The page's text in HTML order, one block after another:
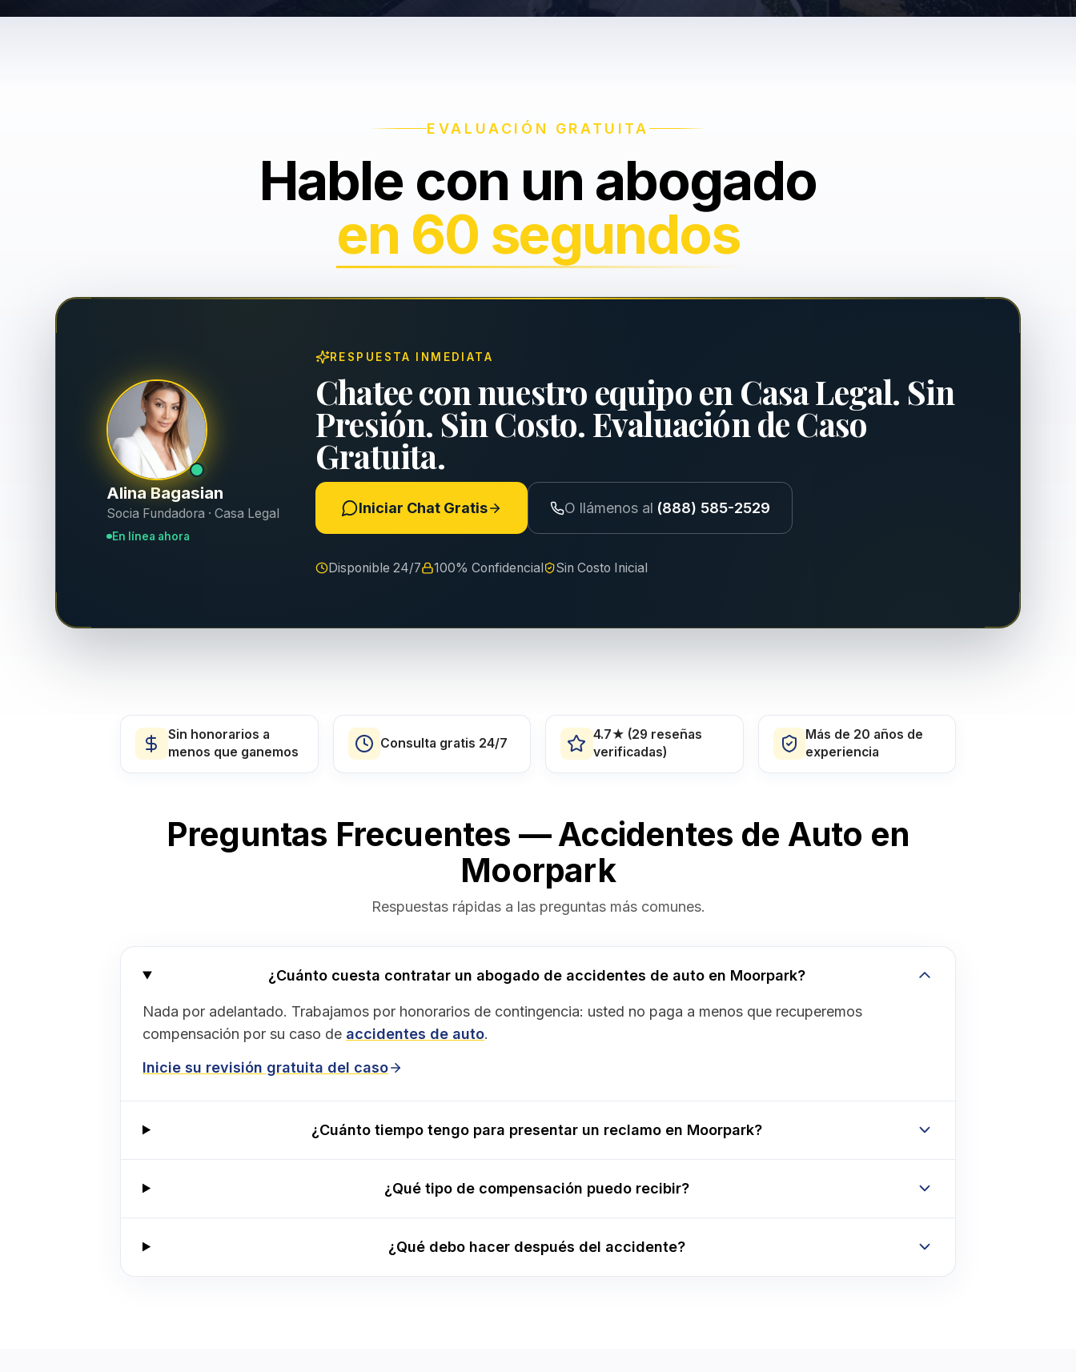
EVALUACIÓN GRATUITA
Hable con un abogado
en 60 segundos
Alina Bagasian
Socia Fundadora · Casa Legal
En línea ahora
RESPUESTA INMEDIATA
Chatee con nuestro equipo en Casa Legal. Sin
Presión. Sin Costo. Evaluación de Caso
Gratuita.
Iniciar Chat Gratis O llámenos al (888) 585-2529
Disponible 24/7 100% Confidencial Sin Costo Inicial
Sin honorarios a
menos que ganemos
Consulta gratis 24/7
4.7★ (29 reseñas
verificadas)
Más de 20 años de
experiencia
Preguntas Frecuentes — Accidentes de Auto en
Moorpark
Respuestas rápidas a las preguntas más comunes.
¿Cuánto cuesta contratar un abogado de accidentes de auto en Moorpark?
Nada por adelantado. Trabajamos por honorarios de contingencia: usted no paga a menos que recuperemos
compensación por su caso de accidentes de auto.
Inicie su revisión gratuita del caso
¿Cuánto tiempo tengo para presentar un reclamo en Moorpark?
¿Qué tipo de compensación puedo recibir?
¿Qué debo hacer después del accidente?